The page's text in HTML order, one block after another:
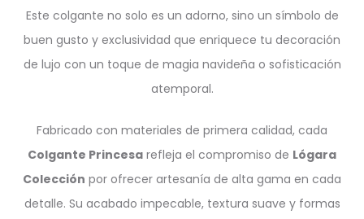
Este colgante no solo es un adorno, sino un símbolo de
buen gusto y exclusividad que enriquece tu decoración
de lujo con un toque de magia navideña o sofisticación
atemporal.
Fabricado con materiales de primera calidad, cada
Colgante Princesa refleja el compromiso de Lógara
Colección por ofrecer artesanía de alta gama en cada
detalle. Su acabado impecable, textura suave y formas